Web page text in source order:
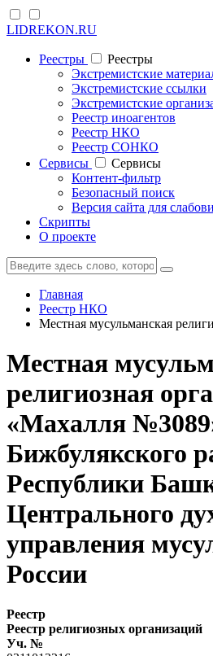
LIDREKON.RU
Реестры
Реестры
Экстремистские
Экстремистские ссылки
Экстремистские
Реестр иноагентов
Реестр НКО
Реестр СОНКО
Cервисы
Cервисы
Контент-фильтр
Безопасный поиск
Версия сайта для
Скрипты
О проекте
Главная
Реестр НКО
Местная мусульманская
Местная
религиозная
«Махалля
Бижбулякского
Республики
Центрального
управления
России
Реестр
Реестр религиозных организаций
Уч. №